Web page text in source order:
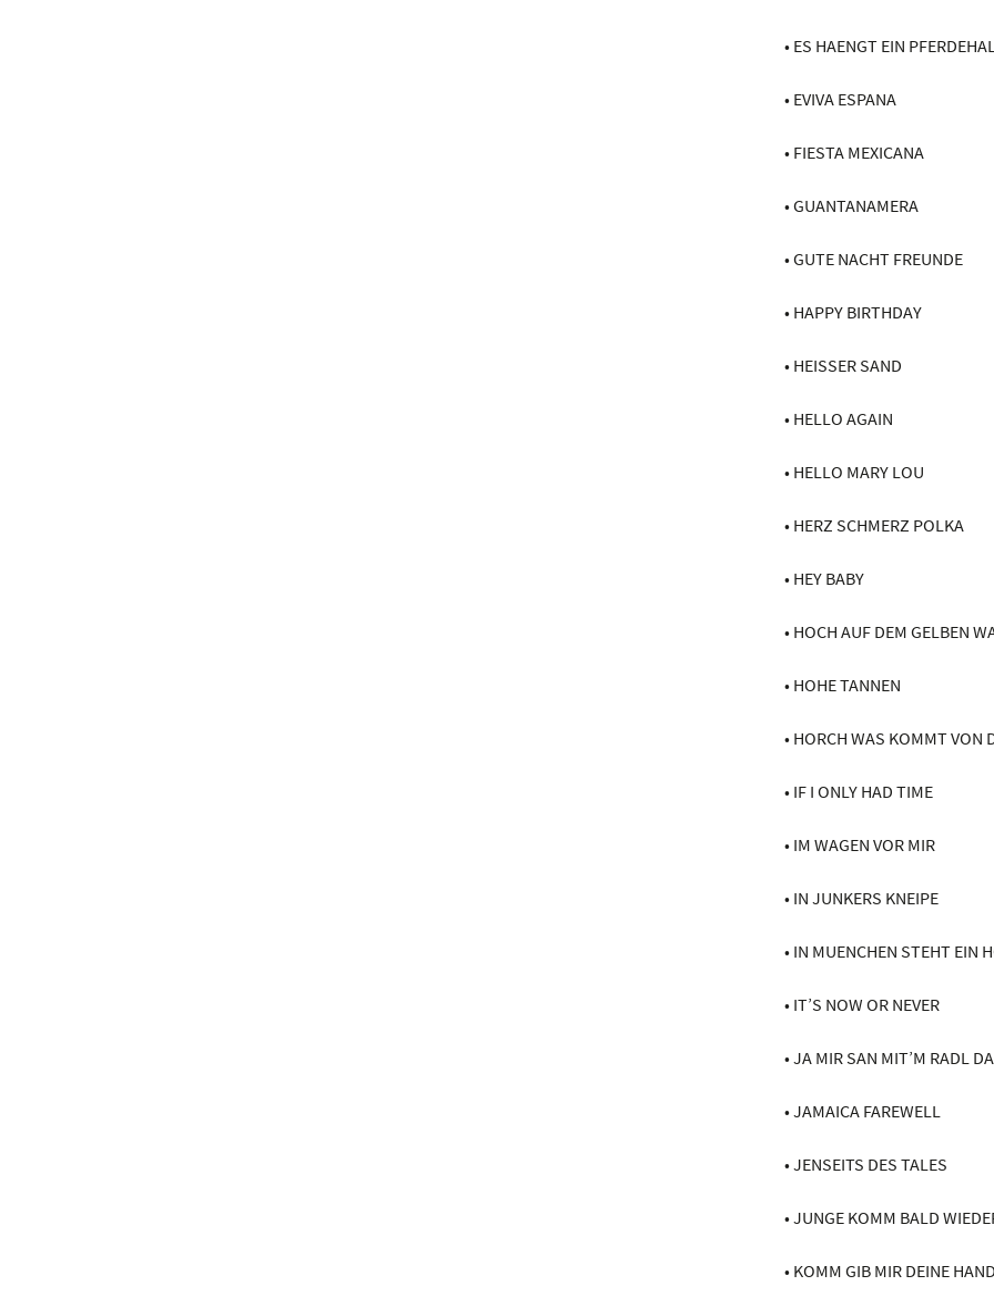
• ES HAENGT EIN
• EVIVA ESPANA
• FIESTA MEXICANA
• GUANTANAMERA
• GUTE NACHT FREUNDE
• HAPPY BIRTHDAY
• HEISSER SAND
• HELLO AGAIN
• HELLO MARY LOU
• HERZ SCHMERZ POLKA
• HEY BABY
• HOCH AUF DEM GELBEN
• HOHE TANNEN
• HORCH WAS KOMMT VON
• IF I ONLY HAD TIME
• IM WAGEN VOR MIR
• IN JUNKERS KNEIPE
• IN MUENCHEN STEHT EIN
• IT’S NOW OR NEVER
• JA MIR SAN MIT’M RADL DA
• JAMAICA FAREWELL
• JENSEITS DES TALES
• JUNGE KOMM BALD
• KOMM GIB MIR DEINE HAND